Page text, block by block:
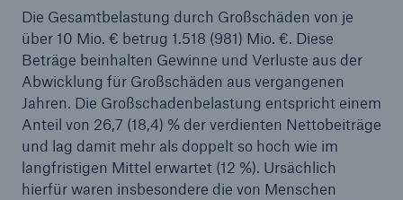
Die Gesamtbelastung durch Großschäden von je
über 10 Mio. € betrug 1.518 (981) Mio. €. Diese
Beträge beinhalten Gewinne und Verluste aus der
Abwicklung für Großschäden aus vergangenen
Jahren. Die Großschadenbelastung entspricht einem
Anteil von 26,7 (18,4) % der verdienten Nettobeiträge
und lag damit mehr als doppelt so hoch wie im
langfristigen Mittel erwartet (12 %). Ursächlich
hierfür waren insbesondere die von Menschen
Lösungen
Cyber-Lösungen von Munich Re